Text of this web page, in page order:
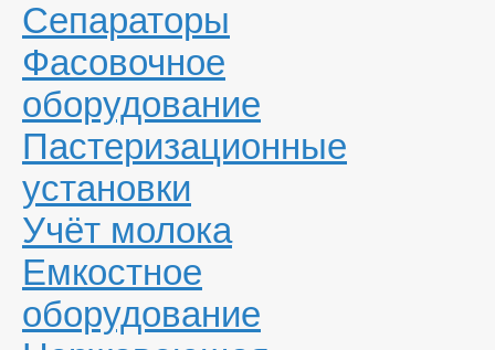
Сепараторы
Фасовочное
оборудование
Пастеризационные
установки
Учёт молока
Емкостное
оборудование